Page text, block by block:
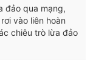
đảo qua mạng,
vào liên hoàn
chiêu trò lừa đảo